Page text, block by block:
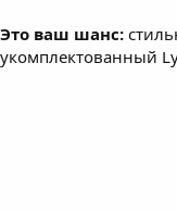
Это ваш шанс:
укомплектованный